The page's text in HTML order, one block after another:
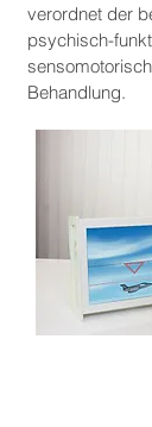
verordnet der
psychisch-
Behandlung.